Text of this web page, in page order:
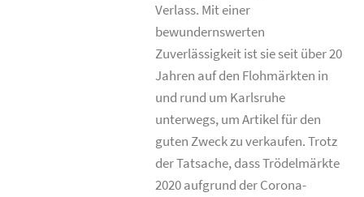
Verlass. Mit einer
bewundernswerten
Zuverlässigkeit ist sie seit über 20
Jahren auf den Flohmärkten in
und rund um Karlsruhe
unterwegs, um Artikel für den
guten Zweck zu verkaufen. Trotz
der Tatsache, dass Trödelmärkte
2020 aufgrund der Corona-